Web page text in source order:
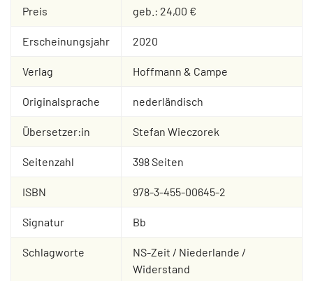
Preis geb.: 24,00 €
Erscheinungsjahr 2020
Verlag Hoffmann & Campe
Originalsprache nederländisch
Übersetzer:in Stefan Wieczorek
Seitenzahl 398 Seiten
ISBN 978-3-455-00645-2
Signatur Bb
Schlagworte
NS-Zeit / Niederlande /
Widerstand